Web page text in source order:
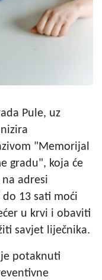
Pule, uz
"Memorijal
gradu", koja će
adresi
do 13 sati moći
u krvi i obaviti
savjet liječnika.
potaknuti